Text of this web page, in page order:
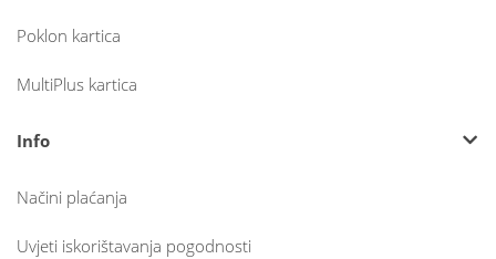
Poklon kartica
MultiPlus kartica
Info
Načini plaćanja
Uvjeti iskorištavanja pogodnosti